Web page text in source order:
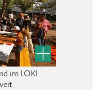
im LOKI